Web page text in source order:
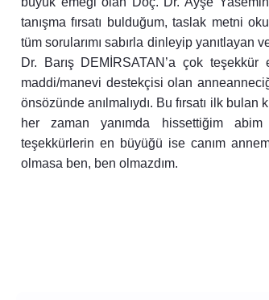
tanışma fırsatı bulduğum, taslak metni
tüm sorularımı sabırla dinleyip
Dr. Barış DEMİRSATAN’a çok
maddi/manevi destekçisi olan
önsözünde anılmalıydı. Bu fırsatı ilk
her zaman yanımda hissettiğim abim
teşekkürlerin en büyüğü ise canım
olmasa ben, ben olmazdım.